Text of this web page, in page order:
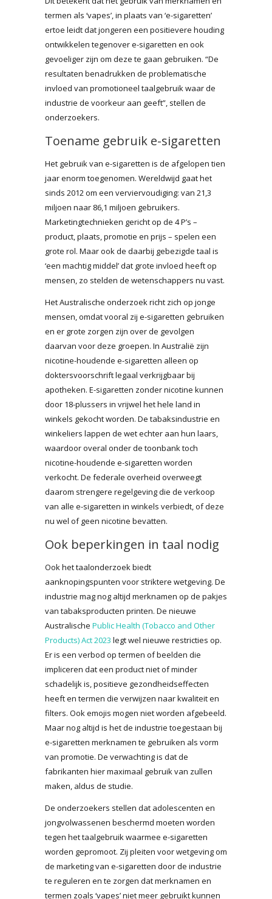
termen als ‘vapes’, in plaats van ‘e-sigaretten’
ertoe leidt dat jongeren een positievere houding
ontwikkelen tegenover e-sigaretten en ook
gevoeliger zijn om deze te gaan gebruiken. “De
resultaten benadrukken de problematische
invloed van promotioneel taalgebruik waar de
industrie de voorkeur aan geeft”, stellen de
onderzoekers.
Toename gebruik e-sigaretten
Het gebruik van e-sigaretten is de afgelopen tien
jaar enorm toegenomen. Wereldwijd gaat het
sinds 2012 om een verviervoudiging: van 21,3
miljoen naar 86,1 miljoen gebruikers.
Marketingtechnieken gericht op de 4 P’s –
product, plaats, promotie en prijs – spelen een
grote rol. Maar ook de daarbij gebezigde taal is
‘een machtig middel’ dat grote invloed heeft op
mensen, zo stelden de wetenschappers nu vast.
Het Australische onderzoek richt zich op jonge
mensen, omdat vooral zij e-sigaretten gebruiken
en er grote zorgen zijn over de gevolgen
daarvan voor deze groepen. In Australië zijn
nicotine-houdende e-sigaretten alleen op
doktersvoorschrift legaal verkrijgbaar bij
apotheken. E-sigaretten zonder nicotine kunnen
door 18-plussers in vrijwel het hele land in
winkels gekocht worden. De tabaksindustrie en
winkeliers lappen de wet echter aan hun laars,
waardoor overal onder de toonbank toch
nicotine-houdende e-sigaretten worden
verkocht. De federale overheid overweegt
daarom strengere regelgeving die de verkoop
van alle e-sigaretten in winkels verbiedt, of deze
nu wel of geen nicotine bevatten.
Ook beperkingen in taal nodig
Ook het taalonderzoek biedt
aanknopingspunten voor striktere wetgeving. De
industrie mag nog altijd merknamen op de pakjes
van tabaksproducten printen. De nieuwe
Australische Public Health (Tobacco and Other
Products) Act 2023 legt wel nieuwe restricties op.
Er is een verbod op termen of beelden die
impliceren dat een product niet of minder
schadelijk is, positieve gezondheidseffecten
heeft en termen die verwijzen naar kwaliteit en
filters. Ook emojis mogen niet worden afgebeeld.
Maar nog altijd is het de industrie toegestaan bij
e-sigaretten merknamen te gebruiken als vorm
van promotie. De verwachting is dat de
fabrikanten hier maximaal gebruik van zullen
maken, aldus de studie.
De onderzoekers stellen dat adolescenten en
jongvolwassenen beschermd moeten worden
tegen het taalgebruik waarmee e-sigaretten
worden gepromoot. Zij pleiten voor wetgeving om
de marketing van e-sigaretten door de industrie
te reguleren en te zorgen dat merknamen en
termen zoals ‘vapes’ niet meer gebruikt kunnen